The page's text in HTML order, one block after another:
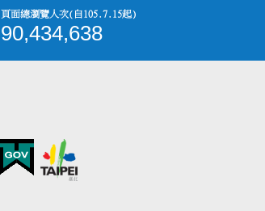
頁面總瀏覽人次(自105.7.15起)
90,434,638